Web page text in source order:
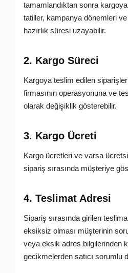
tamamlandıktan sonra
tatiller, kampanya dönemleri
hazırlık süresi uzayabilir.
2. Kargo Süreci
Kargoya teslim edilen
firmasının operasyonuna ve
olarak değişiklik gösterebilir.
3. Kargo Ücreti
Kargo ücretleri ve varsa
sipariş sırasında müşteriye
4. Teslimat Adresi
Sipariş sırasında girilen
eksiksiz olması müşterinin
veya eksik adres bilgilerinden
gecikmelerden satıcı sorumlu